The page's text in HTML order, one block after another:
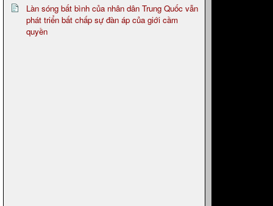
Làn sóng bất bình của nhân dân Trung Quốc vẫn
phát triển bất chấp sự đàn áp của giới cầm
quyền